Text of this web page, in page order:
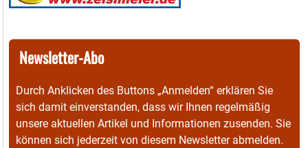
Newsletter-Abo
Durch Anklicken des Buttons „Anmelden“ erklären Sie
sich damit einverstanden, dass wir Ihnen regelmäßig
unsere aktuellen Artikel und Informationen zusenden. Sie
können sich jederzeit von diesem Newsletter abmelden.